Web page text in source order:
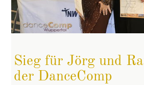
Sieg für Jörg und
der DanceComp